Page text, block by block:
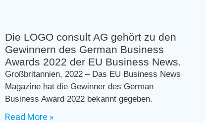
Die LOGO consult AG gehört zu den
Gewinnern des German Business
Awards 2022 der EU Business News.
Großbritannien, 2022 – Das EU Business News
Magazine hat die Gewinner des German
Business Award 2022 bekannt gegeben.
Read More »